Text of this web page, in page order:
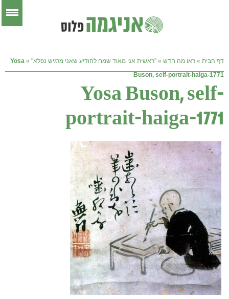
דף הבית » ראו מה חדש » "ראשית אני מאוד שמח להודיע שאני מרגיש נפלא" »
Yosa
Buson, self-portrait-haiga-1771
Yosa Buson, self-
portrait-haiga-1771